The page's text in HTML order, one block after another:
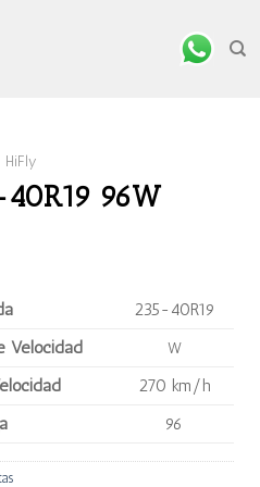
HiFly
96W
235-40R19
Velocidad
W
270 km/h
96